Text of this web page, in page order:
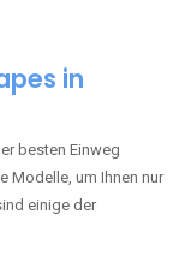
in
besten Einweg
Modelle, um Ihnen nur
einige der